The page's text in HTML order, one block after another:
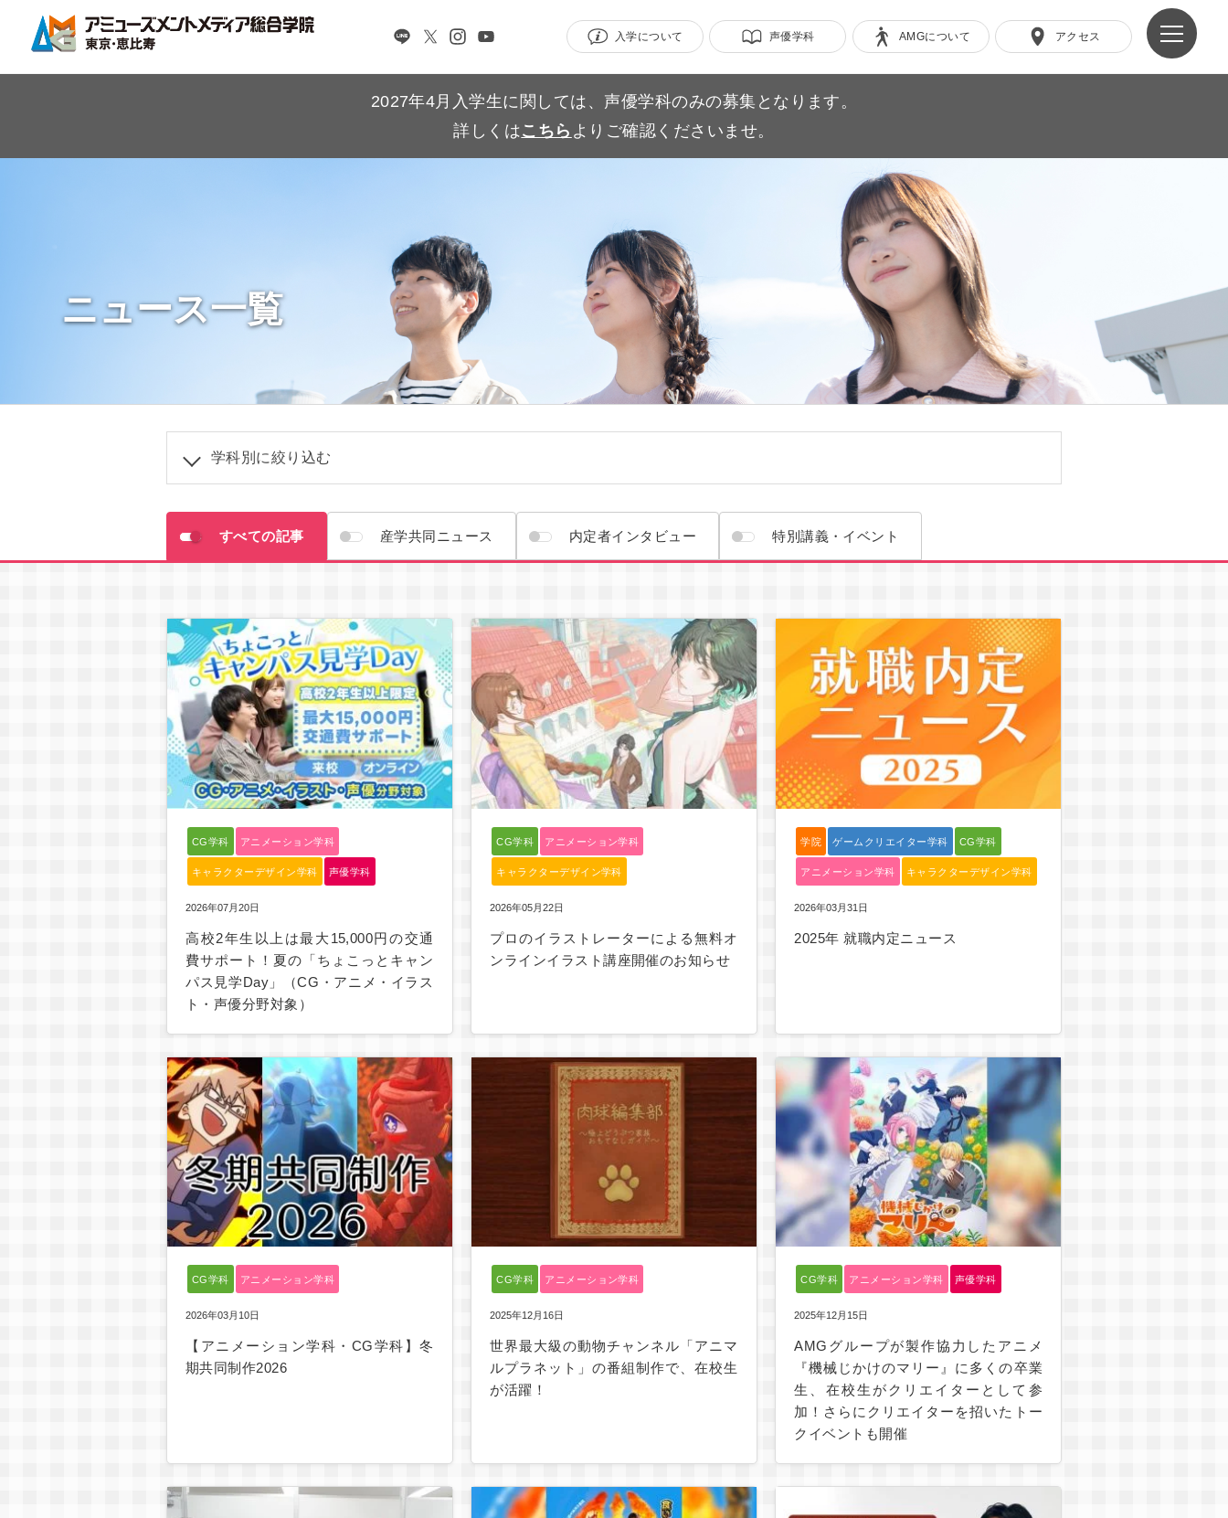
入学について 声優学科 AMGについて アクセス
2027年4月入学生に関しては、声優学科のみの募集となります。
詳しくはこちら よりご確認くださいませ。
ニュース一覧
学科別に絞り込む
学科共通 ゲームクリエイター学科
すべての記事 産学共同ニュース 内定者インタビュー 特別講義・イベント
CG学科 アニメーション学科
キャラクターデザイン学科 声優学科
2026年07月20日
高校2年生以上は最大15,000円の交通
費サポート！夏の「ちょこっとキャン
パス見学Day」（CG・アニメ・イラス
ト・声優分野対象）
CG学科 アニメーション学科
キャラクターデザイン学科
2026年05月22日
プロのイラストレーターによる無料オ
ンラインイラスト講座開催のお知らせ
学院 ゲームクリエイター学科 CG学科
アニメーション学科 キャラクターデザイン学科
2026年03月31日
2025年 就職内定ニュース
CG学科 アニメーション学科
2026年03月10日
【アニメーション学科・CG学科】冬
期共同制作2026
CG学科 アニメーション学科
2025年12月16日
世界最大級の動物チャンネル「アニマ
ルプラネット」の番組制作で、在校生
が活躍！
CG学科 アニメーション学科 声優学科
2025年12月15日
AMGグループが製作協力したアニメ
『機械じかけのマリー』に多くの卒業
生、在校生がクリエイターとして参
加！さらにクリエイターを招いたトー
クイベントも開催